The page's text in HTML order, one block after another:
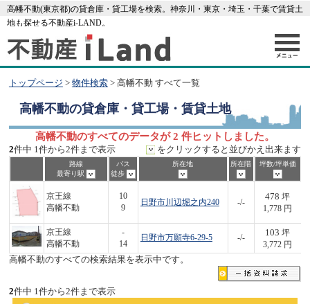
高幡不動(東京都)の貸倉庫・貸工場を検索。神奈川・東京・埼玉・千葉で賃貸土
地も探せる不動産i-LAND。
トップページ > 物件検索> 高幡不動 すべて一覧
高幡不動の貸倉庫・貸工場・賃貸土地
高幡不動のすべてのデータが 2 件ヒットしました。
2件中 1件から2件まで表示 をクリックすると並びかえ出来ます
路線
最寄り駅
バス
徒歩
所在地 所在階 坪数/坪単価
京王線
高幡不動
10
9
日野市川辺堀之内240 -/-
478 坪
1,778 円
京王線
高幡不動
-
14
日野市万願寺6-29-5 -/-
103 坪
3,772 円
高幡不動のすべての検索結果を表示中です。
2件中 1件から2件まで表示